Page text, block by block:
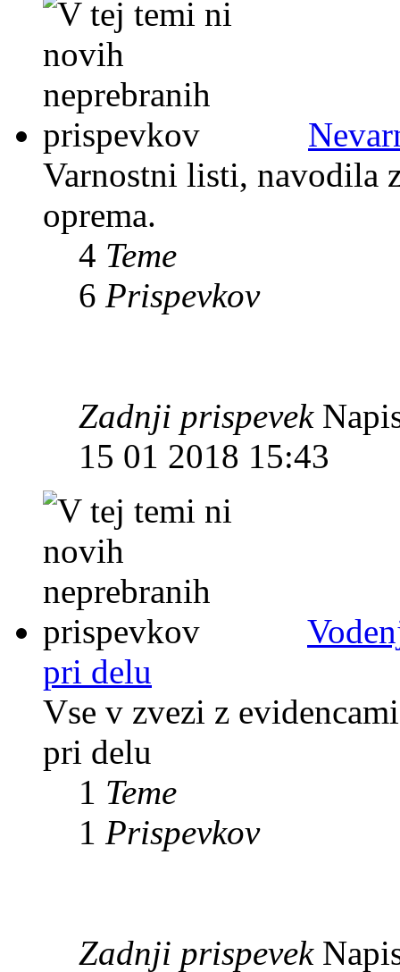
Varnostni listi, navodila
oprema.
4 Teme
6 Prispevkov
Zadnji prispevek
15 01 2018 15:43
pri delu
Vse v zvezi z
pri delu
1 Teme
1 Prispevkov
Zadnji prispevek